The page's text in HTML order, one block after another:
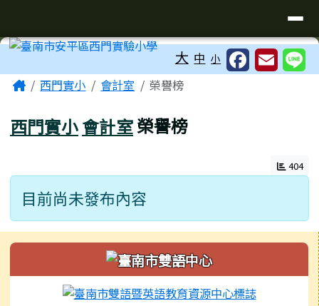
工具列 大 中 小
主內容區域
Home西門實小 會計室 榮譽榜
西門實小會計室榮譽榜
404
目前尚未發布內容
左邊區域內容
頁尾區域